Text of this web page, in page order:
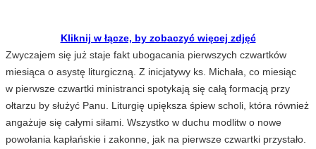
Kliknij w łącze, by zobaczyć więcej zdjęć
Zwyczajem się już staje fakt ubogacania pierwszych czwartków
miesiąca o asystę liturgiczną. Z inicjatywy ks. Michała, co miesiąc
w pierwsze czwartki ministranci spotykają się całą formacją przy
ołtarzu by służyć Panu. Liturgię upiększa śpiew scholi, która również
angażuje się całymi siłami. Wszystko w duchu modlitw o nowe
powołania kapłańskie i zakonne, jak na pierwsze czwartki przystało.